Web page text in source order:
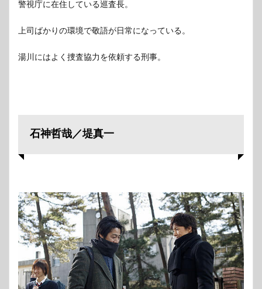
警視庁に在住している巡査長。
上司ばかりの環境で敬語が日常になっている。
湯川にはよく捜査協力を依頼する刑事。
石神哲哉／堤真一